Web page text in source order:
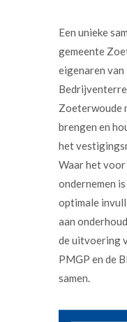
Een unieke
gemeente
eigenaren
Zoeterwoude
brengen en
het
Waar het
ondernemen
optimale
aan
de uitvoering
PMGP en de
samen.